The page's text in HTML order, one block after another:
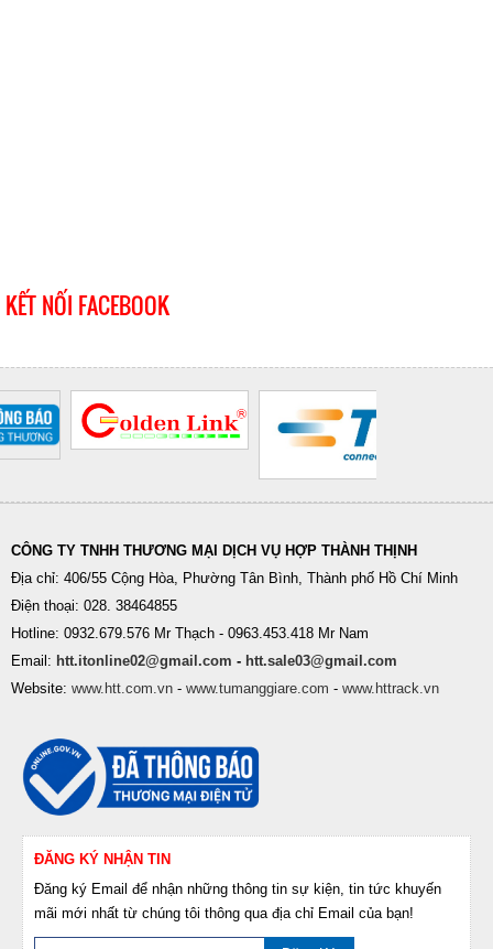
KẾT NỐI FACEBOOK
CÔNG TY TNHH THƯƠNG MẠI DỊCH VỤ HỢP THÀNH THỊNH
Địa chỉ: 406/55 Cộng Hòa, Phường Tân Bình, Thành phố Hồ Chí Minh
Điện thoại: 028. 38464855
Hotline: 0932.679.576 Mr Thạch - 0963.453.418 Mr Nam
Email: htt.itonline02@gmail.com - htt.sale03@gmail.com
Website: www.htt.com.vn www.tumanggiare.com www.httrack.vn
ĐĂNG KÝ NHẬN TIN
Đăng ký Email để nhận những thông tin sự kiện, tin tức khuyến
mãi mới nhất từ chúng tôi thông qua địa chỉ Email của bạn!